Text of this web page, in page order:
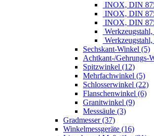
INOX, DIN
INOX, DIN
INOX, DIN
Sechskant-Winkel (5)
Achtkant-/Gehrungs-
Spitzwinkel (12)
Mehrfachwinkel (5)
Schlosserwinkel (22)
Flanschenwinkel (6)
Granitwinkel (9)
Messsäule (3)
Gradmesser (37)
Winkelmessgeräte (16)